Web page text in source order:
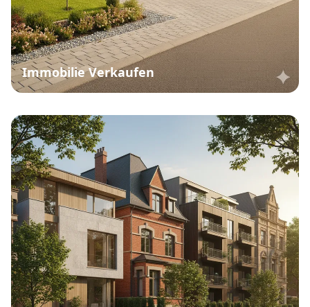
Immobilie Verkaufen